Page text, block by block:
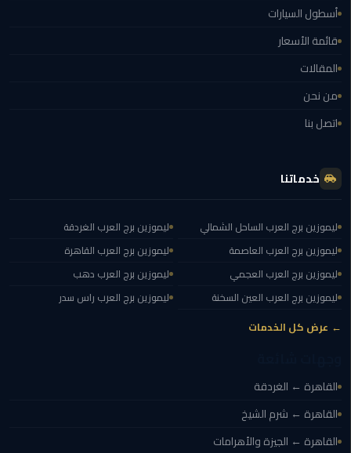
في
الاسكندرية
ليموزين
القاهرة
الدولي
اسكندرية
مطار
ليموزين
الإسكندرية
ليموزين
القاهرة
ليموزين
المطار
برج
العرب
أسطول السيارات
قائمة الأسعار
المقالات
من نحن
اتصل بنا
خدماتنا
ليموزين برج العرب الساحل الشمالي
ليموزين برج العرب العاصمة
ليموزين برج العرب العجمي
ليموزين برج العرب العين السخنة
ليموزين برج العرب الغردقة
ليموزين برج العرب القاهرة
ليموزين برج العرب دهب
ليموزين برج العرب راس سدر
← عرض كل الخدمات
القاهرة ← الغردقة
القاهرة ← شرم الشيخ
القاهرة ← الجيزة والأهرامات